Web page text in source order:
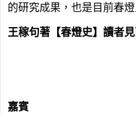
的研究成果，也是目前春
王稼句著【春燈史】讀者
嘉賓